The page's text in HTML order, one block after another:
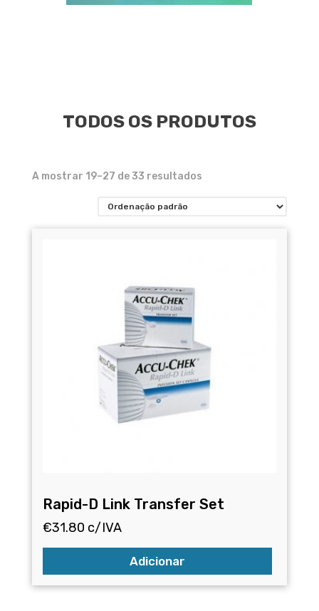
TODOS OS PRODUTOS
A mostrar 19–27 de 33 resultados
Rapid-D Link Transfer Set
€31.80 c/IVA
Adicionar